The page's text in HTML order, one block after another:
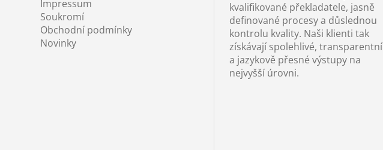
Impressum
Soukromí
Obchodní podmínky
Novinky
kvalifikované překladatele, jasně
definované procesy a důslednou
kontrolu kvality. Naši klienti tak
získávají spolehlivé, transparentní
a jazykově přesné výstupy na
nejvyšší úrovni.